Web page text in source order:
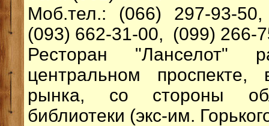
Моб.тел.: (066) 297-93-
(093) 662-31-00, (099) 266-
Ресторан "Ланселот"
центральном
рынка, со стороны
библиотеки (экс-им.